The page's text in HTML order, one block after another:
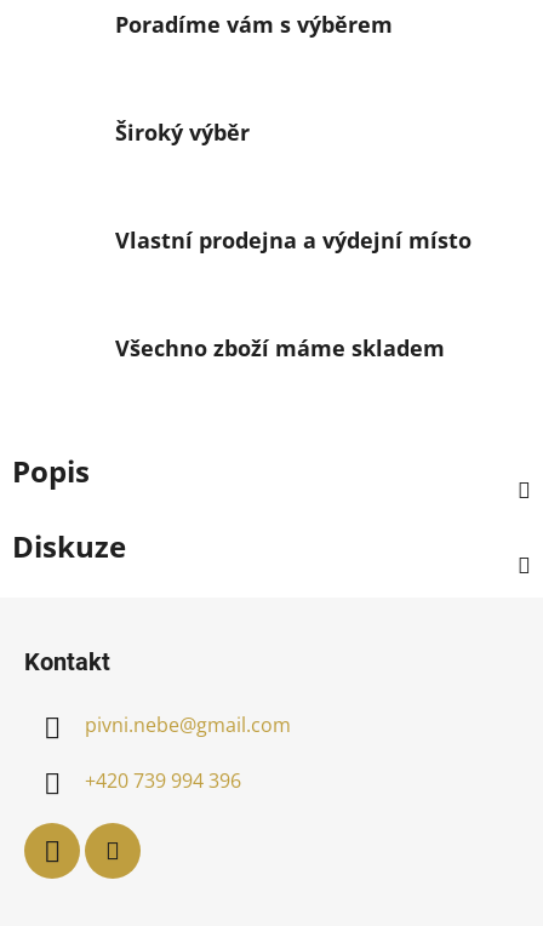
Poradíme vám s výběrem
Široký výběr
Vlastní prodejna a výdejní místo
Všechno zboží máme skladem
Popis
Diskuze
Kontakt
pivni.nebe@gmail.com
+420 739 994 396